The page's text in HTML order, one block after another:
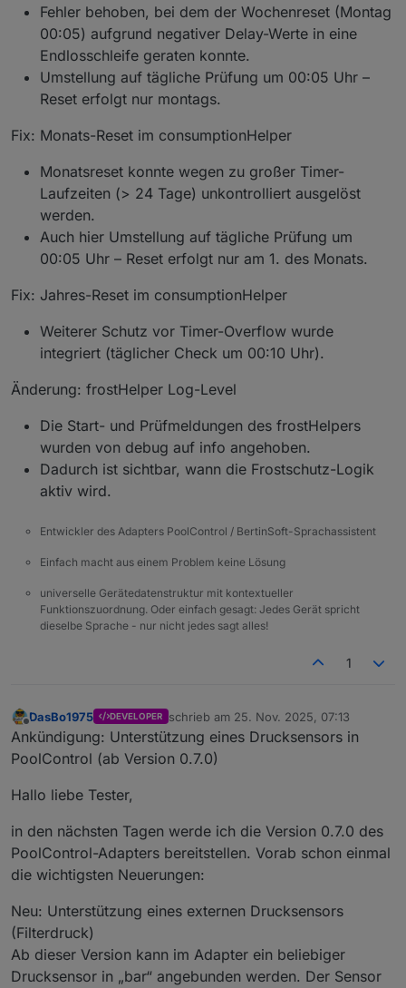
2025-11-24 05:04:02.577 info
	[
poolcontrol.0
info
poolcontrol.0
2025-11-24 05:04:02.545 info
	[
poolcontrol.0
poolcontrol.0
poolcontrol.0
2025-11-24 05:04:02.499 info
	[
poolcontrol.0
2025-11-24 05:04:02.483 info
	[
poolcontrol.0
Fehler behoben, bei dem der Wochenreset (Montag
00:05) aufgrund negativer Delay-Werte in eine
Endlosschleife geraten konnte.
Umstellung auf tägliche Prüfung um 00:05 Uhr –
Reset erfolgt nur montags.
Fix: Monats-Reset im consumptionHelper
Monatsreset konnte wegen zu großer Timer-
Laufzeiten (> 24 Tage) unkontrolliert ausgelöst
werden.
Auch hier Umstellung auf tägliche Prüfung um
00:05 Uhr – Reset erfolgt nur am 1. des Monats.
Fix: Jahres-Reset im consumptionHelper
Weiterer Schutz vor Timer-Overflow wurde
integriert (täglicher Check um 00:10 Uhr).
Änderung: frostHelper Log-Level
Die Start- und Prüfmeldungen des frostHelpers
wurden von debug auf info angehoben.
Dadurch ist sichtbar, wann die Frostschutz-Logik
aktiv wird.
Entwickler des Adapters PoolControl / BertinSoft-Sprachassistent
Einfach macht aus einem Problem keine Lösung
universelle Gerätedatenstruktur mit kontextueller
Funktionszuordnung. Oder einfach gesagt: Jedes Gerät spricht
dieselbe Sprache - nur nicht jedes sagt alles!
1
Offline
DasBo1975 DEVELOPER schrieb am 25. Nov. 2025, 07:13
zuletzt editiert von
Ankündigung: Unterstützung eines Drucksensors in
PoolControl (ab Version 0.7.0)
Hallo liebe Tester,
in den nächsten Tagen werde ich die Version 0.7.0 des
PoolControl-Adapters bereitstellen. Vorab schon einmal
die wichtigsten Neuerungen:
Neu: Unterstützung eines externen Drucksensors
(Filterdruck)
Ab dieser Version kann im Adapter ein beliebiger
Drucksensor in „bar“ angebunden werden. Der Sensor